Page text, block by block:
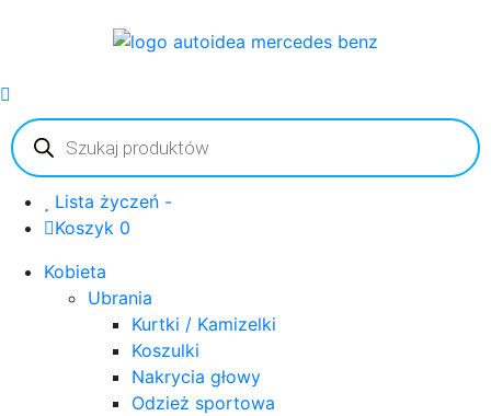
Wyszukiwarka
produktów
Lista życzeń -
Koszyk 0
Kobieta
Ubrania
Kurtki / Kamizelki
Koszulki
Nakrycia głowy
Odzież sportowa